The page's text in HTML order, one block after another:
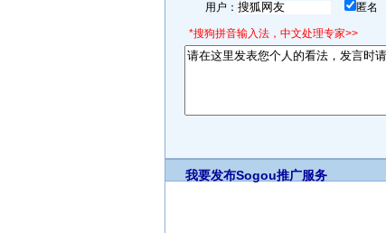
用户： 匿名
*搜狗拼音输入法，中文处理专家>>
我要发布Sogou推广服务